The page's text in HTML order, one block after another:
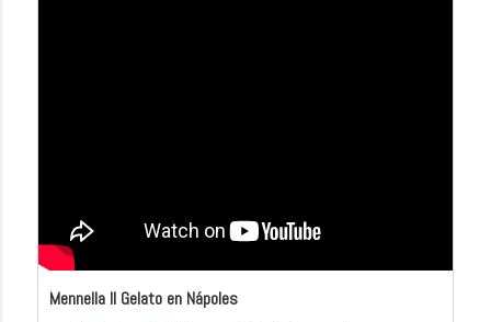
Mennella Il Gelato en Nápoles